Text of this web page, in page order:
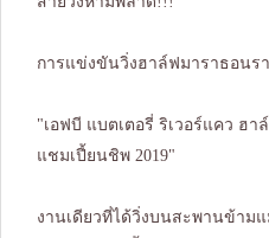
การแข่งขันวิ่งฮาล์ฟมาราธอนร
"เอฟบี แบตเตอรี่ ริเวอร์แคว ฮ
แชมเปี้ยนชิพ 2019"
งานเดียวที่ได้วิ่งบนสะพานข้าม